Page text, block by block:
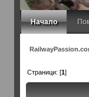
Начало
Страници: [1]